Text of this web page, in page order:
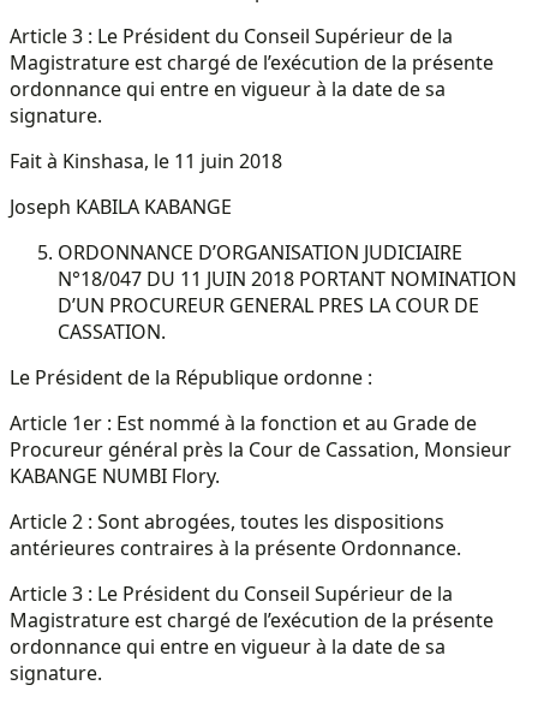
Article 3 : Le Président du Conseil Supérieur de la
Magistrature est chargé de l’exécution de la présente
ordonnance qui entre en vigueur à la date de sa
signature.
Fait à Kinshasa, le 11 juin 2018
Joseph KABILA KABANGE
ORDONNANCE D’ORGANISATION JUDICIAIRE
N°18/047 DU 11 JUIN 2018 PORTANT NOMINATION
D’UN PROCUREUR GENERAL PRES LA COUR DE
CASSATION.
Le Président de la République ordonne :
Article 1er : Est nommé à la fonction et au Grade de
Procureur général près la Cour de Cassation, Monsieur
KABANGE NUMBI Flory.
Article 2 : Sont abrogées, toutes les dispositions
antérieures contraires à la présente Ordonnance.
Article 3 : Le Président du Conseil Supérieur de la
Magistrature est chargé de l’exécution de la présente
ordonnance qui entre en vigueur à la date de sa
signature.